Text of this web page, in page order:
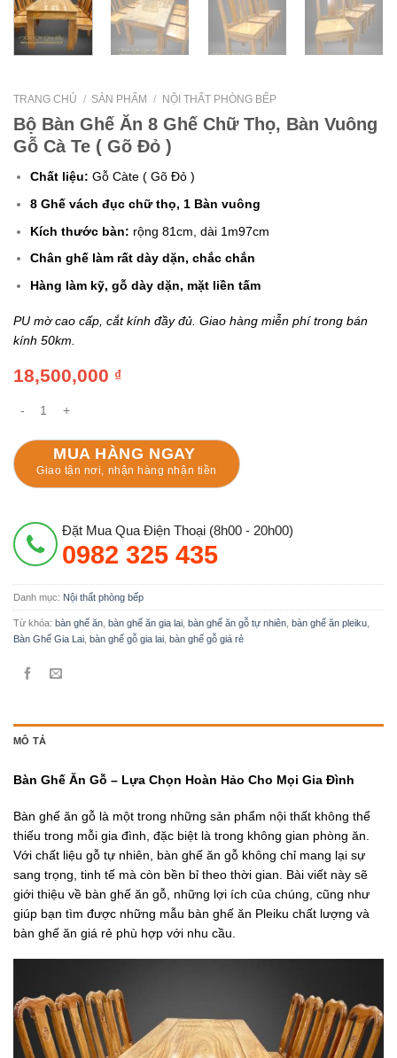
TRANG CHỦ / SẢN PHẨM / NỘI THẤT PHÒNG BẾP
Bộ Bàn Ghế Ăn 8 Ghế Chữ Thọ, Bàn Vuông
Gỗ Cà Te ( Gõ Đỏ )
Chất liệu: Gỗ Càte ( Gõ Đỏ )
8 Ghế vách đục chữ thọ, 1 Bàn vuông
Kích thước bàn: rộng 81cm, dài 1m97cm
Chân ghế làm rất dày dặn, chắc chắn
Hàng làm kỹ, gỗ dày dặn, mặt liền tấm
PU mờ cao cấp, cắt kính đầy đủ. Giao hàng miễn phí trong bán
kính 50km.
18,500,000 ₫
Bộ Bàn Ghế Ăn 8 Ghế Chữ Thọ, Bàn Vuông Gỗ Cà Te ( Gõ Đỏ ) số
MUA HÀNG NGAY
Giao tận nơi, nhận hàng nhận tiền
Đặt Mua Qua Điện Thoại (8h00 - 20h00)
0982 325 435
Danh mục: Nội thất phòng bếp
Từ khóa: bàn ghế ăn bàn ghế ăn gia lai bàn ghế ăn gỗ tự nhiên bàn ghế ăn pleiku
Bàn Ghế Gia Lai bàn ghế gỗ gia lai bàn ghế gỗ giá rẻ
MÔ TẢ
Bàn Ghế Ăn Gỗ – Lựa Chọn Hoàn Hảo Cho Mọi Gia Đình
Bàn ghế ăn gỗ là một trong những sản phẩm nội thất không thể
thiếu trong mỗi gia đình, đặc biệt là trong không gian phòng ăn.
Với chất liệu gỗ tự nhiên, bàn ghế ăn gỗ không chỉ mang lại sự
sang trọng, tinh tế mà còn bền bỉ theo thời gian. Bài viết này sẽ
giới thiệu về bàn ghế ăn gỗ, những lợi ích của chúng, cũng như
giúp bạn tìm được những mẫu bàn ghế ăn Pleiku chất lượng và
bàn ghế ăn giá rẻ phù hợp với nhu cầu.